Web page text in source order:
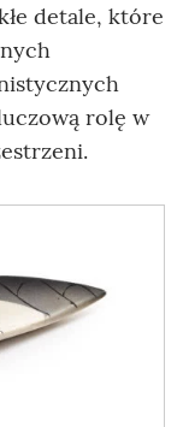
detale, które
rolę w